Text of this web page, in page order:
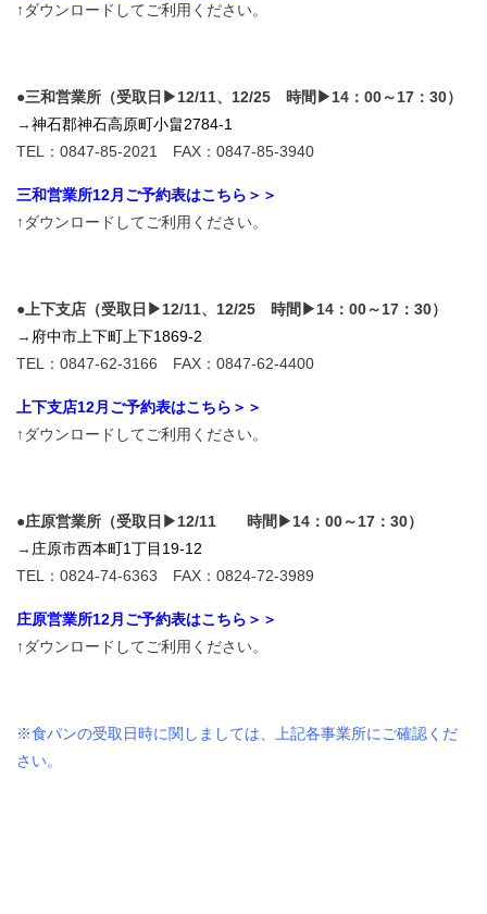
↑ダウンロードしてご利用ください。
●三和営業所（受取日▶12/11、12/25 時間▶14：00～17：30）
→神石郡神石高原町小畠2784-1
TEL：0847-85-2021 FAX：0847-85-3940
三和営業所12月ご予約表はこちら＞＞
↑ダウンロードしてご利用ください。
●上下支店（受取日▶12/11、12/25 時間▶14：00～17：30）
→ 府中市上下町上下1869-2
TEL：0847-62-3166 FAX：0847-62-4400
上下支店12月ご予約表はこちら＞＞
↑ダウンロードしてご利用ください。
●庄原営業所（受取日▶12/11 時間▶14：00～17：30）
→ 庄原市西本町1丁目19-12
TEL：0824-74-6363 FAX：0824-72-3989
庄原営業所12月ご予約表はこちら＞＞
↑ダウンロードしてご利用ください。
※食パンの受取日時に関しましては、上記各事業所にご確認くだ
さい。